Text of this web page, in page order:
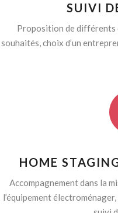
SUIVI
Proposition de différents
souhaités, choix d’un
HOME
Accompagnement dans la
l’équipement